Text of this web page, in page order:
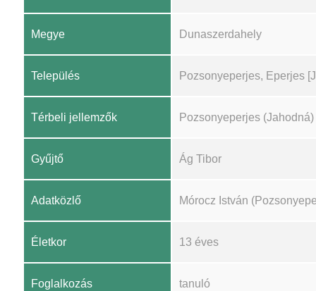
Megye Dunaszerdahely
Település Pozsonyeperjes, Eperjes
Térbeli jellemzők Pozsonyeperjes (Jahodná)
Gyűjtő Ág Tibor
Adatközlő Mórocz István
Életkor 13 éves
Foglalkozás tanuló